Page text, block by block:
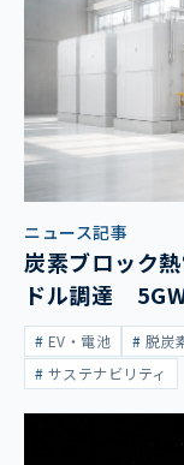
ニュース記事
炭素ブロック
ドル調達
大EV・電池
脱炭
サステナビリティ